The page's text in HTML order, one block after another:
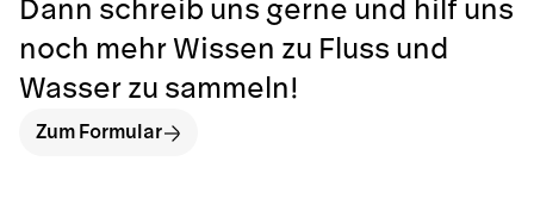
Dann schreib uns gerne und hilf uns
noch mehr Wissen zu Fluss und
Wasser zu sammeln!
Zum Formular